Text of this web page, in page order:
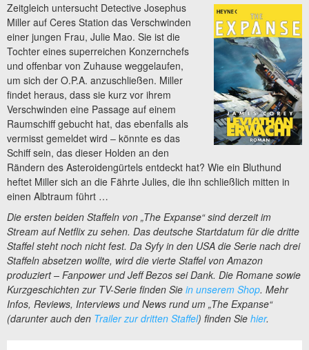
Zeitgleich untersucht Detective Josephus
Miller auf Ceres Station das Verschwinden
einer jungen Frau, Julie Mao. Sie ist die
Tochter eines superreichen Konzernchefs
und offenbar von Zuhause weggelaufen,
um sich der O.P.A. anzuschließen. Miller
findet heraus, dass sie kurz vor ihrem
Verschwinden eine Passage auf einem
Raumschiff gebucht hat, das ebenfalls als
vermisst gemeldet wird – könnte es das
Schiff sein, das dieser Holden an den
Rändern des Asteroidengürtels entdeckt hat? Wie ein Bluthund
heftet Miller sich an die Fährte Julies, die ihn schließlich mitten in
einen Albtraum führt …
Die ersten beiden Staffeln von „The Expanse“ sind derzeit im
Stream auf Netflix zu sehen. Das deutsche Startdatum für die dritte
Staffel steht noch nicht fest. Da Syfy in den USA die Serie nach drei
Staffeln absetzen wollte, wird die vierte Staffel von Amazon
produziert – Fanpower und Jeff Bezos sei Dank. Die Romane sowie
Kurzgeschichten zur TV-Serie finden Sie in unserem Shop. Mehr
Infos, Reviews, Interviews und News rund um „The Expanse“
(darunter auch den Trailer zur dritten Staffel) finden Sie hier.